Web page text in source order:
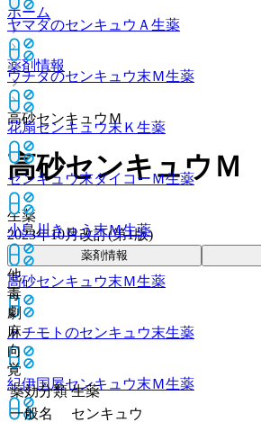
ヤマダのセンキュウＡ 生薬
ウチダのセンキュウ末Ｍ生薬
花扇センキュウ末Ｋ 生薬
センキュウ末ダイコーＭ生薬
小島川きゅう末Ｍ生薬
高砂センキュウ末Ｍ生薬
トチモトのセンキュウ末生薬
紀伊国屋センキュウ末Ｍ生薬
ホーム
薬剤情報
高砂センキュウＭ
高砂センキュウＭ
生薬
2023年10月改訂(第1版)
薬剤情報
他
毒
劇
麻
向
覚
薬効分類 生薬
一般名
センキュウ